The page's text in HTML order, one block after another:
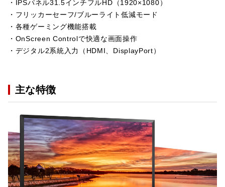
・IPSパネル31.5インチフルHD（1920×1080）
・フリッカーセーフ/ブルーライト低減モード
・各種ゲーミング機能搭載
・OnScreen Controlで快適な画面操作
・デジタル2系統入力（HDMI、DisplayPort）
主な特徴